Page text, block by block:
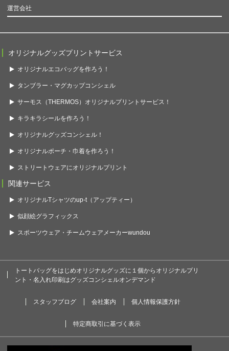
運営会社
オリジナルグッズプリントサービス
オリジナルエコバッグを作ろう！
タンブラー・マグカップコンシェル
サーモス（THERMOS）オリジナルプリントサービス！
キラキラシールを作ろう！
オリジナルグッズコンシェル！
オリジナルポーチ・巾着を作ろう！
ストリートウェアにオリジナルプリント
関連サービス
オリジナルTシャツのup-t（アップティー）
似顔絵グラフィックス
スポーツウェア・チームウェアメーカーwundou
トートバッグをはじめオリジナルグッズに１個からオリジナルプリ
ント・名入れ印刷はグッズコンシェルオンデマンド
スタッフブログ 会社案内 個人情報保護方針
特定商取引に基づく表示